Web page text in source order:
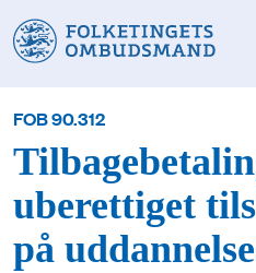
FOB 90.312
uberettiget
på